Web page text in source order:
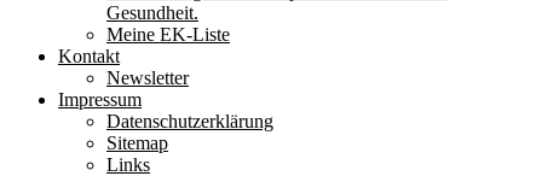
Gesundheit.
Meine EK-Liste
Kontakt
Newsletter
Impressum
Datenschutzerklärung
Sitemap
Links